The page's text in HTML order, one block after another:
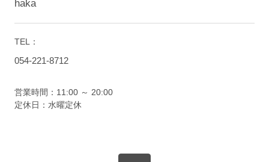
haka
TEL：
054-221-8712
営業時間：11:00 ～ 20:00
定休日：水曜定休